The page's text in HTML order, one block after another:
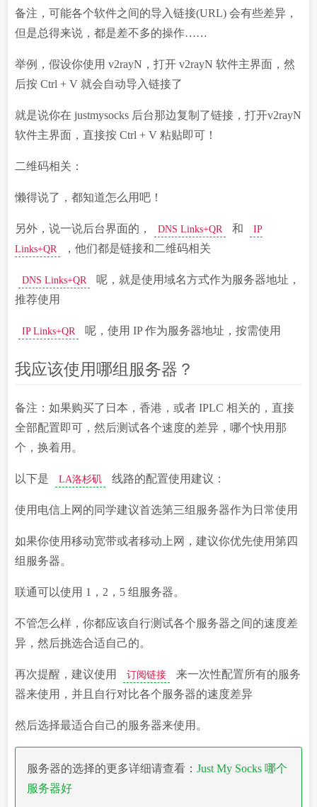
备注，可能各个软件之间的导入链接(URL) 会有些差异，
但是总得来说，都是差不多的操作……
举例，假设你使用 v2rayN，打开 v2rayN 软件主界面，然
后按 Ctrl + V 就会自动导入链接了
就是说你在 justmysocks 后台那边复制了链接，打开v2rayN
软件主界面，直接按 Ctrl + V 粘贴即可！
二维码相关：
懒得说了，都知道怎么用吧！
另外，说一说后台界面的， DNS Links+QR 和
IP
Links+QR
，他们都是链接和二维码相关
DNS Links+QR
呢，就是使用域名方式作为服务器地址，
推荐使用
IP Links+QR 呢，使用 IP 作为服务器地址，按需使用
我应该使用哪组服务器？
备注：如果购买了日本，香港，或者 IPLC 相关的，直接
全部配置即可，然后测试各个速度的差异，哪个快用那
个，换着用。
以下是 LA洛杉矶 线路的配置使用建议：
使用电信上网的同学建议首选第三组服务器作为日常使用
如果你使用移动宽带或者移动上网，建议你优先使用第四
组服务器。
联通可以使用 1，2，5 组服务器。
不管怎么样，你都应该自行测试各个服务器之间的速度差
异，然后挑选合适自己的。
再次提醒，建议使用 订阅链接
来一次性配置所有的服务
器来使用，并且自行对比各个服务器的速度差异
然后选择最适合自己的服务器来使用。
服务器的选择的更多详细请查看：Just My Socks 哪个
服务器好